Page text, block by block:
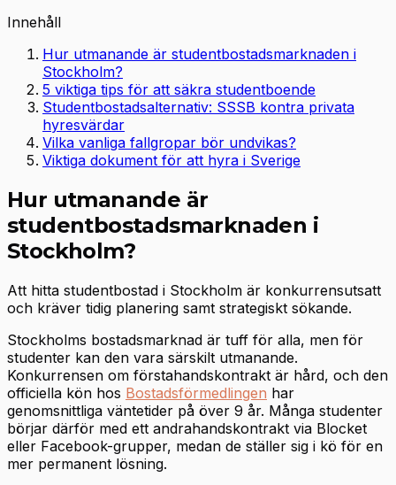
Innehåll
Hur utmanande är studentbostadsmarknaden i
Stockholm?
5 viktiga tips för att säkra studentboende
Studentbostadsalternativ: SSSB kontra privata
hyresvärdar
Vilka vanliga fallgropar bör undvikas?
Viktiga dokument för att hyra i Sverige
Hur utmanande är
studentbostadsmarknaden i
Stockholm?
Att hitta studentbostad i Stockholm är konkurrensutsatt
och kräver tidig planering samt strategiskt sökande.
Stockholms bostadsmarknad är tuff för alla, men för
studenter kan den vara särskilt utmanande.
Konkurrensen om förstahandskontrakt är hård, och den
officiella kön hos Bostadsförmedlingen har
genomsnittliga väntetider på över 9 år. Många studenter
börjar därför med ett andrahandskontrakt via Blocket
eller Facebook-grupper, medan de ställer sig i kö för en
mer permanent lösning.